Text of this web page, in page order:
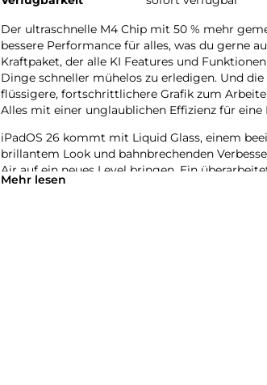
Der ultra­schnelle M4 Chip mit 50 % mehr
bessere Per­for­mance für alles, was du gerne
Kraft­paket, der alle KI Features und
Dinge schneller mühelos zu erle­digen. Und
flüssigere, fort­schritt­lichere Grafik zum
Alles mit einer unglaub­lichen Effizienz für
iPadOS 26 kommt mit Liquid Glass, einem
brillantem Look und bahn­brechenden
Air auf ein neues Level bringen. Ein
mehr Möglich­keiten und Flexibilität als je
Mehr lesen